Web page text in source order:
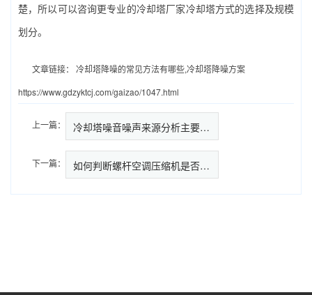
楚，所以可以咨询更专业的冷却塔厂家冷却塔方式的选择及规模
划分。
文章链接：
冷却塔降噪的常见方法有哪些,冷却塔降噪方案
https://www.gdzyktcj.com/gaizao/1047.html
上一篇： 冷却塔噪音噪声来源分析主要有哪…
下一篇： 如何判断螺杆空调压缩机是否需要